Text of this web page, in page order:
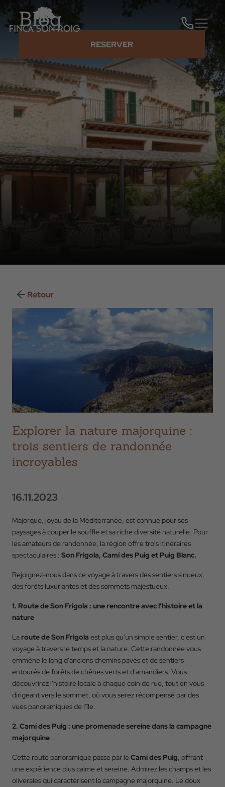
Retour
Blog
RESERVER
Retour
Explorer la nature majorquine :
trois sentiers de randonnée
incroyables
16.11.2023
Majorque, joyau de la Méditerranée, est connue pour ses
paysages à couper le souffle et sa riche diversité naturelle. Pour
les amateurs de randonnée, la région offre trois itinéraires
spectaculaires : Son Frigola, Camí des Puig et Puig Blanc.
Rejoignez-nous dans ce voyage à travers des sentiers sinueux,
des forêts luxuriantes et des sommets majestueux.
1. Route de Son Frigola : une rencontre avec l'histoire et la
nature
Laroute de Son Frigola est plus qu'un simple sentier, c'est un
voyage à travers le temps et la nature. Cette randonnée vous
emmène le long d'anciens chemins pavés et de sentiers
entourés de forêts de chênes verts et d'amandiers. Vous
découvrirez l'histoire locale à chaque coin de rue, tout en vous
dirigeant vers le sommet, où vous serez récompensé par des
vues panoramiques de l'île.
2. Camí des Puig : une promenade sereine dans la campagne
majorquine
Cette route panoramique passe par leCamí des Puig, offrant
une expérience plus calme et sereine. Admirez les champs et les
oliveraies qui caractérisent la campagne majorquine. Le doux